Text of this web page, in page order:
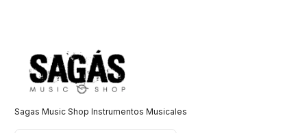
Sagas Music Shop Instrumentos Musicales